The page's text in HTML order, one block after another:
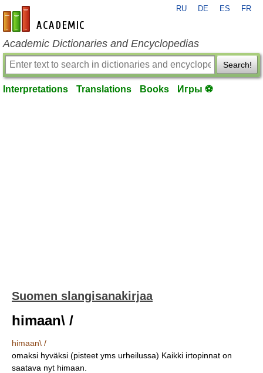
en-academic.com
RU DE ES FR
Academic Dictionaries and Encyclopedias
Search!
Interpretations Translations Books Игры ⚽
Suomen slangisanakirjaa
himaan\ /
himaan\ /
omaksi hyväksi (pisteet yms urheilussa) Kaikki irtopinnat on
saatava nyt himaan.